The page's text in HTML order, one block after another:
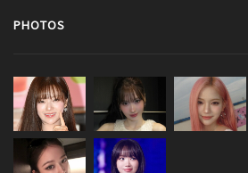
PHOTOS